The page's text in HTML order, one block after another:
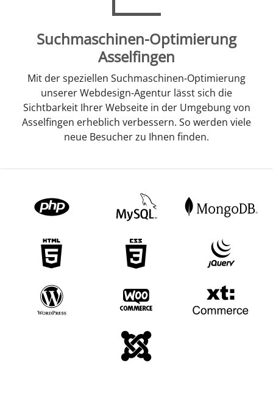
Suchmaschinen-Optimierung
Asselfingen
Mit der speziellen Suchmaschinen-Optimierung
unserer Webdesign-Agentur lässt sich die
Sichtbarkeit Ihrer Webseite in der Umgebung von
Asselfingen erheblich verbessern. So werden viele
neue Besucher zu Ihnen finden.